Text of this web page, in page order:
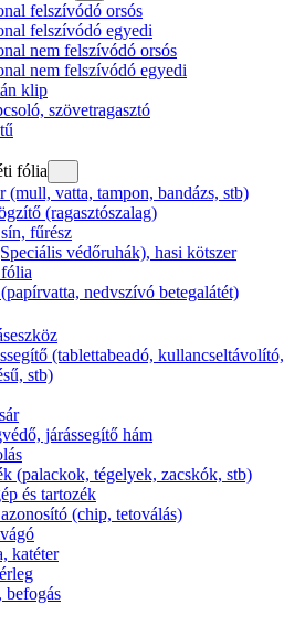
felszívódó orsós
felszívódó egyedi
nem felszívódó orsós
nem felszívódó egyedi
klip
szövetragasztó
fólia
(mull, vatta, tampon, bandázs, stb)
(ragasztószalag)
fűrész
védőruhák), hasi kötszer
nedvszívó betegalátét)
(tablettabeadó, kullancseltávolító,
stb)
járássegítő hám
(palackok, tégelyek, zacskók, stb)
és tartozék
(chip, tetoválás)
katéter
befogás